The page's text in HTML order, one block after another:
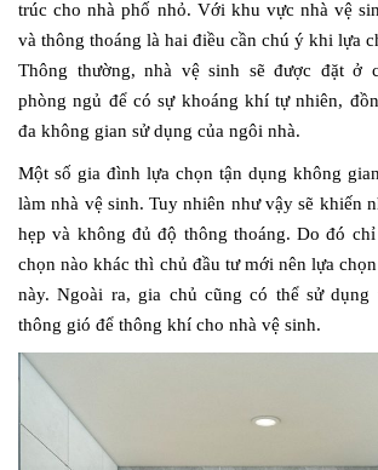
trúc cho nhà phố nhỏ. Với khu vực nhà vệ
và thông thoáng là hai điều cần chú ý khi lựa
Thông thường, nhà vệ sinh sẽ được đặt ở
phòng ngủ để có sự khoáng khí tự nhiên,
đa không gian sử dụng của ngôi nhà.
Một số gia đình lựa chọn tận dụng không
làm nhà vệ sinh. Tuy nhiên như vậy sẽ khiến
hẹp và không đủ độ thông thoáng. Do đó
chọn nào khác thì chủ đầu tư mới nên lựa
này. Ngoài ra, gia chủ cũng có thể sử dụng
thông gió để thông khí cho nhà vệ sinh.